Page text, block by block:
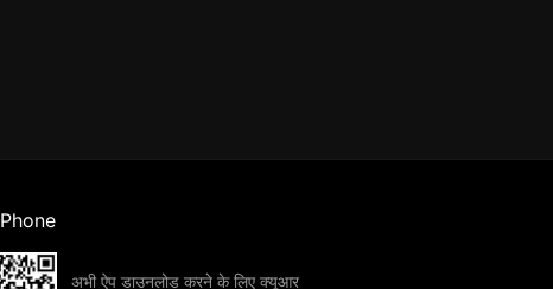
Phone
अभी ऐप डाउनलोड करने के लिए क्यूआर